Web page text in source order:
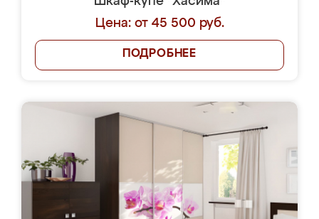
Цена: от 45 500 руб.
ПОДРОБНЕЕ